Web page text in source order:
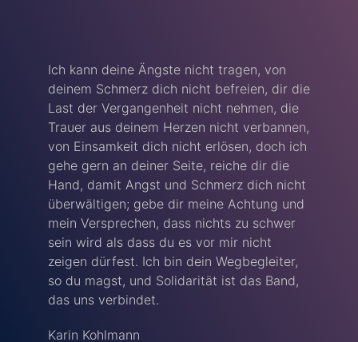
Ich kann deine Ängste nicht tragen, von
deinem Schmerz dich nicht befreien, dir die
Last der Vergangenheit nicht nehmen, die
Trauer aus deinem Herzen nicht verbannen,
von Einsamkeit dich nicht erlösen, doch ich
gehe gern an deiner Seite, reiche dir die
Hand, damit Angst und Schmerz dich nicht
überwältigen; gebe dir meine Achtung und
mein Versprechen, dass nichts zu schwer
sein wird als dass du es vor mir nicht
zeigen dürfest. Ich bin dein Wegbegleiter,
so du magst, und Solidarität ist das Band,
das uns verbindet.
Karin Kohlmann